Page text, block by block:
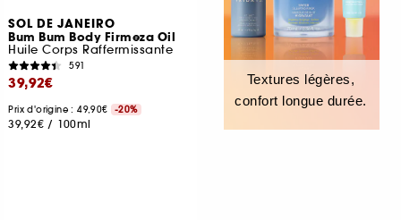
SOL DE JANEIRO
Bum Bum Body Firmeza Oil
Huile Corps Raffermissante
591
39,92€
Prix d'origine : 49,90€ -20%
39,92€ / 100ml
Textures légères,
confort longue durée.